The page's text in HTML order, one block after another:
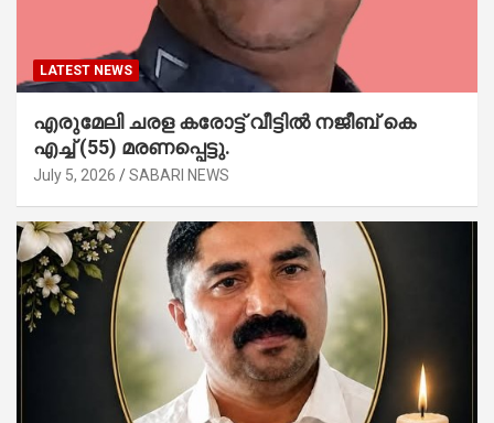
LATEST NEWS
എരുമേലി ചരള കരോട്ട് വീട്ടിൽ നജീബ് കെ
എച്ച് (55) മരണപ്പെട്ടു.
July 5, 2026 SABARI NEWS